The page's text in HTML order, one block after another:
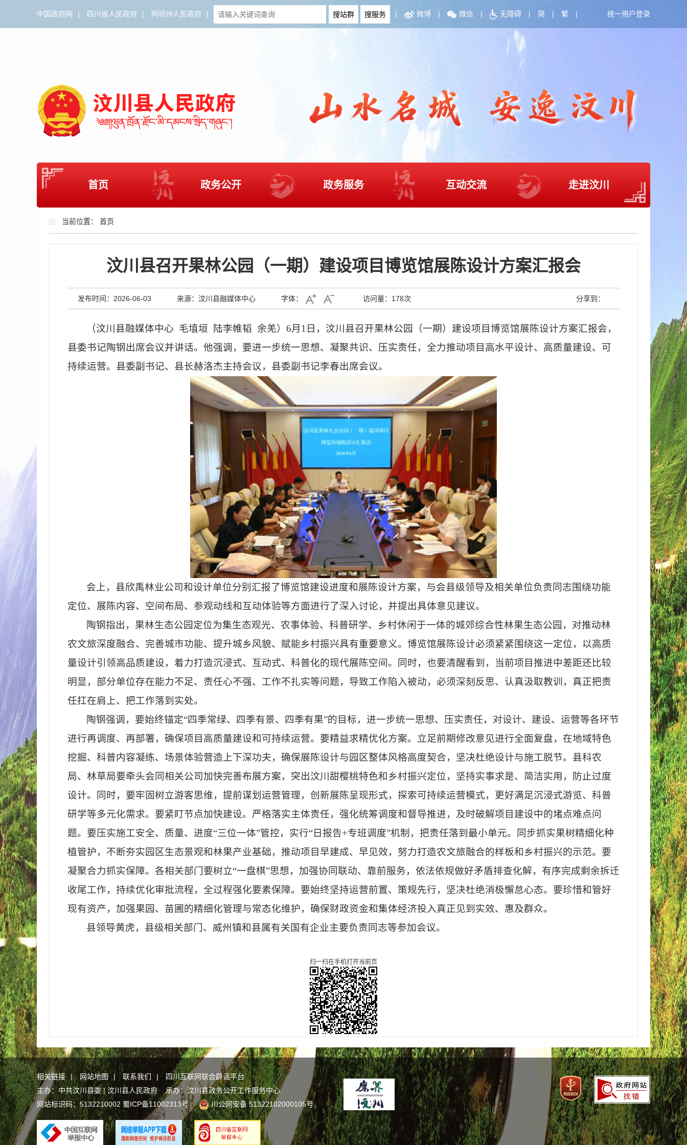
中国政府网 | 四川省人民政府 | 阿坝州人民政府 | | 微博 | 微信 | 无障碍 | 简 | 繁 | 统一用户登录
首页 政务公开 政务服务 互动交流 走进汶川
当前位置： 首页
汶川县召开果林公园（一期）建设项目博览馆展陈设计方案汇报会
发布时间：2026-06-03 来源：汶川县融媒体中心 字体： 访问量： 178次 分享到：
（汶川县融媒体中心 毛埴垣 陆李帷韬 余羌） 6月 1 日，汶川县召开果林公园（一期）建设项目博览馆展陈设计方案汇报会，
县委书记陶钢出席会议并讲话。他强调，要进一步统一思想、凝聚共识、压实责任，全力推动项目高水平设计、高质量建设、可
持续运营。县委副书记、县长赫洛杰主持会议，县委副书记李春出席会议。
会上，县欣禹林业公司和设计单位分别汇报了博览馆建设进度和展陈设计方案，与会县级领导及相关单位负责同志围绕功能
定位、展陈内容、空间布局、参观动线和互动体验等方面进行了深入讨论，并提出具体意见建议。
陶钢指出，果林生态公园定位为集生态观光、农事体验、科普研学、乡村休闲于一体的城郊综合性林果生态公园，对推动林
农文旅深度融合、完善城市功能、提升城乡风貌、赋能乡村振兴具有重要意义。博览馆展陈设计必须紧紧围绕这一定位，以高质
量设计引领高品质建设，着力打造沉浸式、互动式、科普化的现代展陈空间。同时，也要清醒看到，当前项目推进中差距还比较
明显，部分单位存在能力不足、责任心不强、工作不扎实等问题，导致工作陷入被动，必须深刻反思、认真汲取教训，真正把责
任扛在肩上、把工作落到实处。
陶钢强调，要始终锚定“四季常绿、四季有景、四季有果”的目标，进一步统一思想、压实责任，对设计、建设、运营等各环节
进行再调度、再部署，确保项目高质量建设和可持续运营。要精益求精优化方案。立足前期修改意见进行全面复盘，在地域特色
挖掘、科普内容凝练、场景体验营造上下深功夫，确保展陈设计与园区整体风格高度契合，坚决杜绝设计与施工脱节。县科农
局、林草局要牵头会同相关公司加快完善布展方案，突出汶川甜樱桃特色和乡村振兴定位，坚持实事求是、简洁实用，防止过度
设计。同时，要牢固树立游客思维，提前谋划运营管理，创新展陈呈现形式，探索可持续运营模式，更好满足沉浸式游览、科普
研学等多元化需求。要紧盯节点加快建设。严格落实主体责任，强化统筹调度和督导推进，及时破解项目建设中的堵点难点问
题。要压实施工安全、质量、进度“三位一体”管控，实行“日报告+专班调度”机制，把责任落到最小单元。同步抓实果树精细化种
植管护，不断夯实园区生态景观和林果产业基础，推动项目早建成、早见效，努力打造农文旅融合的样板和乡村振兴的示范。要
凝聚合力抓实保障。各相关部门要树立“一盘棋”思想，加强协同联动、靠前服务，依法依规做好矛盾排查化解，有序完成剩余拆迁
收尾工作，持续优化审批流程，全过程强化要素保障。要始终坚持运营前置、策规先行，坚决杜绝消极懈怠心态。要珍惜和管好
现有资产，加强果园、苗圃的精细化管理与常态化维护，确保财政资金和集体经济投入真正见到实效、惠及群众。
县领导黄虎，县级相关部门、威州镇和县属有关国有企业主要负责同志等参加会议。
扫一扫在手机打开当前页
相关链接 | 网站地图 | 联系我们 |
四川互联网联合辟谣平台
主办：中共汶川县委 | 汶川县人民政府 承办：汶川县政务公开工作服务中心
网站标识码：5132210002 蜀ICP备11002313号 川公网安备 51322102000105号